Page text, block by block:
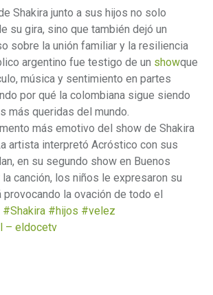
Shakira junto a sus hijos no solo
su gira, sino que también dejó un
sobre la unión familiar y la resiliencia
argentino fue testigo de un showque
música y sentimiento en partes
por qué la colombiana sigue siendo
más queridas del mundo.
más emotivo del show de Shakira
artista interpretó Acróstico con sus
en su segundo show en Buenos
canción, los niños le expresaron su
provocando la ovación de todo el
#Shakira #hijos #velez
– eldocetv